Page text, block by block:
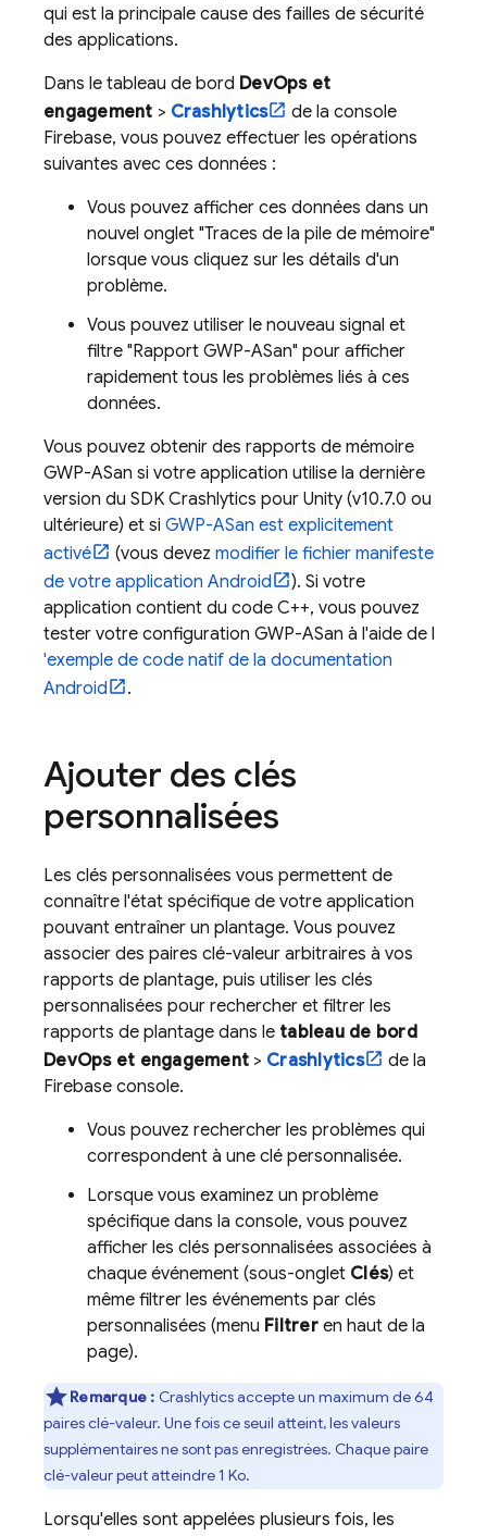
qui est la principale cause des failles de sécurité
des applications.
Dans le tableau de bord DevOps et
engagement > Crashlytics
de la console
Firebase, vous pouvez effectuer les opérations
suivantes avec ces données :
Vous pouvez afficher ces données dans un
nouvel onglet "Traces de la pile de mémoire"
lorsque vous cliquez sur les détails d'un
problème.
Vous pouvez utiliser le nouveau signal et
filtre "Rapport GWP-ASan" pour afficher
rapidement tous les problèmes liés à ces
données.
Vous pouvez obtenir des rapports de mémoire
GWP-ASan si votre application utilise la dernière
version du SDK Crashlytics pour Unity (v10.7.0 ou
ultérieure) et si GWP-ASan est explicitement
activé
(vous devez modifier le fichier manifeste
de votre application Android
). Si votre
application contient du code C++, vous pouvez
tester votre configuration GWP-ASan à l'aide de l
'exemple de code natif de la documentation
Android
.
Ajouter des clés
personnalisées
Les clés personnalisées vous permettent de
connaître l'état spécifique de votre application
pouvant entraîner un plantage. Vous pouvez
associer des paires clé-valeur arbitraires à vos
rapports de plantage, puis utiliser les clés
personnalisées pour rechercher et filtrer les
rapports de plantage dans le tableau de bord
DevOps et engagement > Crashlytics
de la
Firebase console.
Vous pouvez rechercher les problèmes qui
correspondent à une clé personnalisée.
Lorsque vous examinez un problème
spécifique dans la console, vous pouvez
afficher les clés personnalisées associées à
chaque événement (sous-onglet Clés) et
même filtrer les événements par clés
personnalisées (menu Filtreren haut de la
page).
Remarque : Crashlyticsaccepte un maximum de 64
paires clé-valeur. Une fois ce seuil atteint, les valeurs
supplémentaires ne sont pas enregistrées. Chaque paire
clé-valeur peut atteindre 1 Ko.
Lorsqu'elles sont appelées plusieurs fois, les